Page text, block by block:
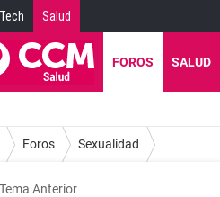
Salud
FOROS SALUD
Foros Sexualidad
Tema Anterior